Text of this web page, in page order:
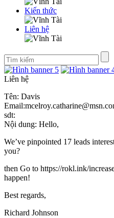
Kiến thức
Liên hệ
Liên hệ
Tên: Davis
sdt:
Nội dung: Hello,
We’ve pinpointed 17 leads
you?
then Go to https://rokl.ink/
happen!
Best regards,
Richard Johnson